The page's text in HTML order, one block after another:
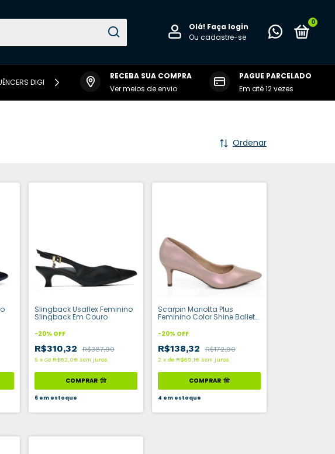
Olá! Faça login
Ou cadastre-se
0
DIGITAIS DA RALVENE
RECEBA SUA COMPRA
Ver meios de envio
PAGUE PARCELADO
Em até 12 vezes
Ordenar
Slingback Usaflex Feminino
Slingback Em Couro
-20% OFF
R$310,32 R$387,90
5 x de R$62,06 sem juros
COMPRAR
6 em estoque
Scarpin Mariotta Plus
Feminino Color Shine Ballet
-20% OFF
R$138,32 R$172,90
2 x de R$69,16 sem juros
COMPRAR
4 em estoque